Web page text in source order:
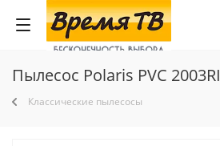
Пылесос Polaris PVC 2003RI
Классические пылесосы